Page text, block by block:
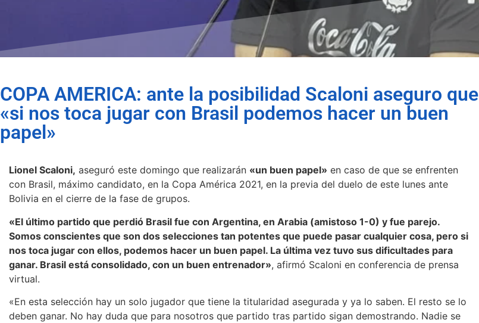
COPA AMERICA: ante la posibilidad Scaloni aseguro que
«si nos toca jugar con Brasil podemos hacer un buen
papel»
Lionel Scaloni, aseguró este domingo que realizarán «un buen papel» en caso de que se enfrenten
con Brasil, máximo candidato, en la Copa América 2021, en la previa del duelo de este lunes ante
Bolivia en el cierre de la fase de grupos.
«El último partido que perdió Brasil fue con Argentina, en Arabia (amistoso 1-0) y fue parejo.
Somos conscientes que son dos selecciones tan potentes que puede pasar cualquier cosa, pero si
nos toca jugar con ellos, podemos hacer un buen papel. La última vez tuvo sus dificultades para
ganar. Brasil está consolidado, con un buen entrenador», afirmó Scaloni en conferencia de prensa
virtual.
«En esta selección hay un solo jugador que tiene la titularidad asegurada y ya lo saben. El resto se lo
deben ganar. No hay duda que para nosotros que partido tras partido sigan demostrando. Nadie se